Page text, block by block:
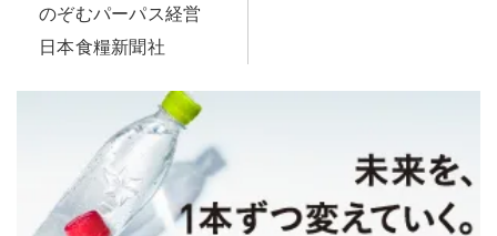
のぞむパーパス経営
日本食糧新聞社